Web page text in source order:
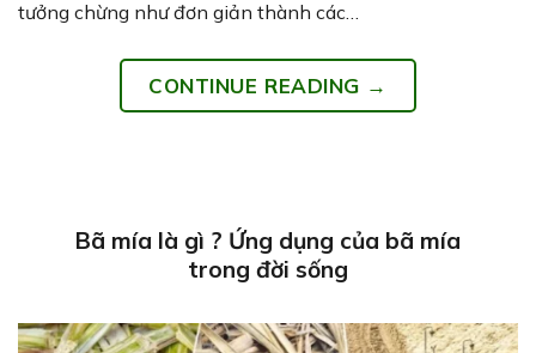
tưởng chừng như đơn giản thành các…
CONTINUE READING →
Bã mía là gì ? Ứng dụng của bã mía
trong đời sống